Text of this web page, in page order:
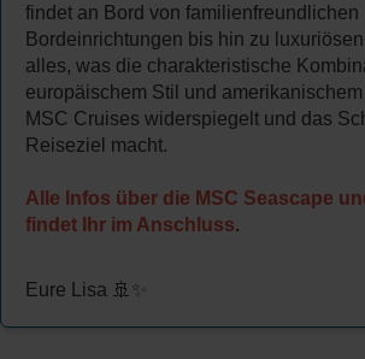
findet an Bord von familienfreundlichen
Bordeinrichtungen bis hin zu
alles, was die charakteristische
europäischem Stil und
MSC Cruises widerspiegelt und das
Reiseziel macht.
Alle Infos über die MSC Seascape
findet Ihr im Anschluss.
Eure Lisa 🚢✨